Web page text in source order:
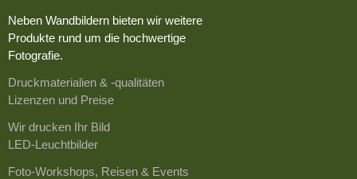
Neben Wandbildern bieten wir weitere
Produkte rund um die hochwertige
Fotografie.
Druckmaterialien & -qualitäten
Lizenzen und Preise
Wir drucken Ihr Bild
LED-Leuchtbilder
Foto-Workshops, Reisen & Events